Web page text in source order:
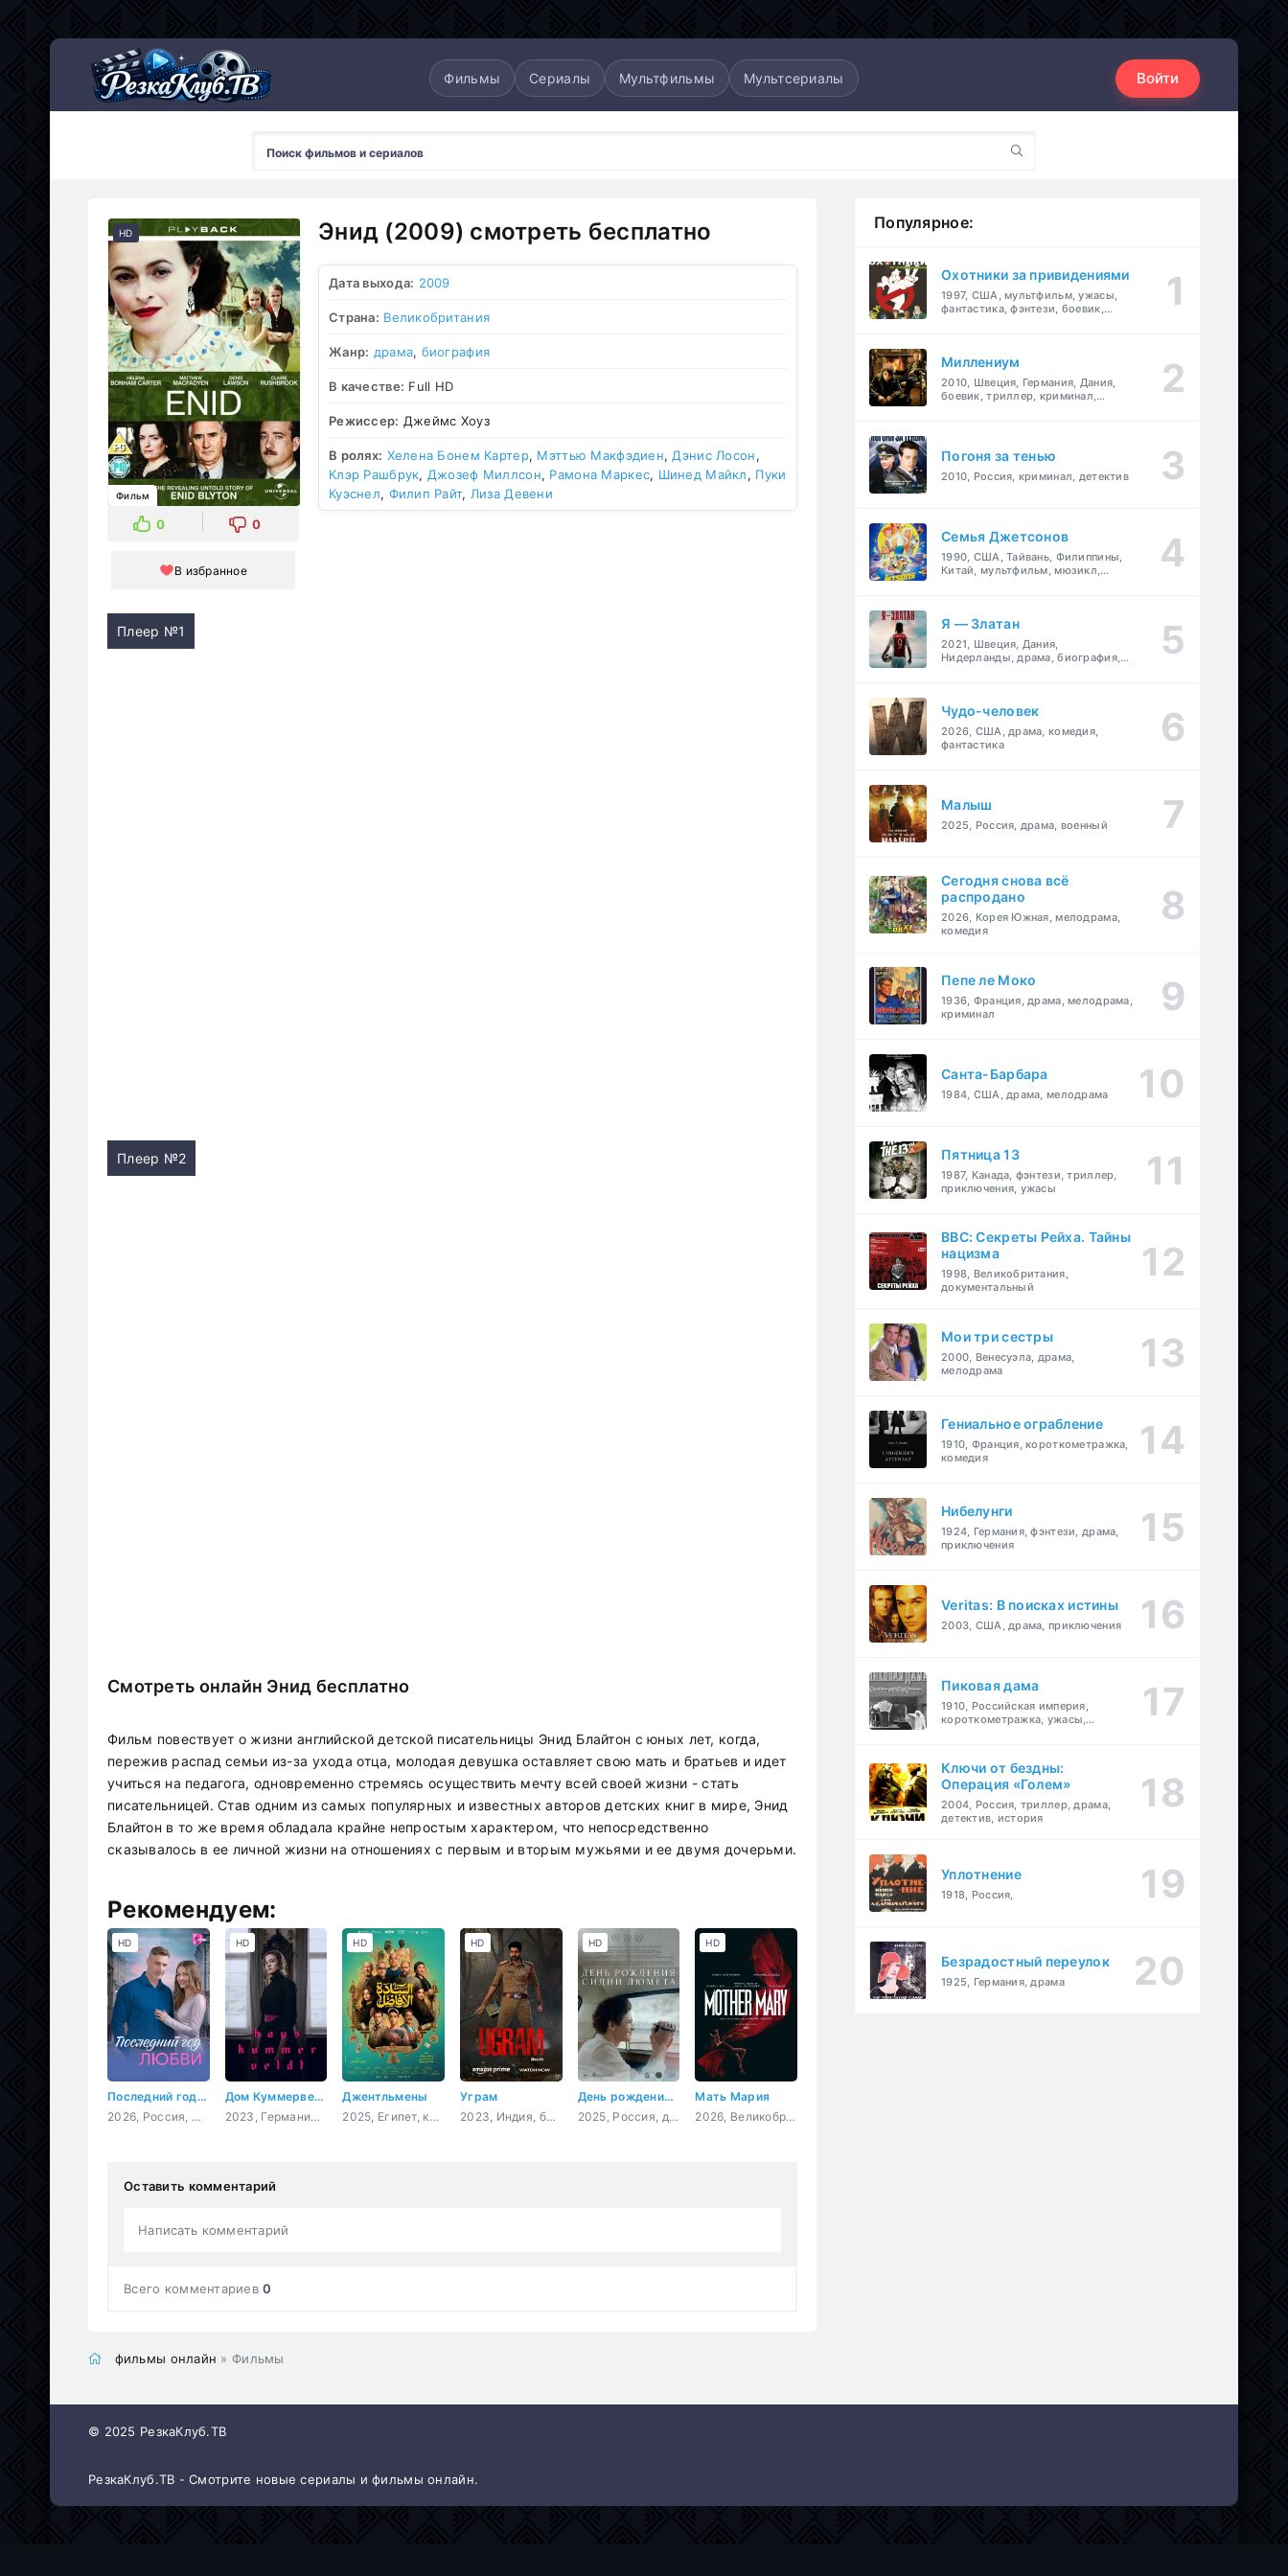
Фильмы Сериалы Мультфильмы Мультсериалы Войти
HD
Фильм
0 0
В избранное
Энид (2009) смотреть бесплатно
Дата выхода: 2009
Страна: Великобритания
Жанр: драма, биография
В качестве: Full HD
Режиссер: Джеймс Хоуз
В ролях: Хелена Бонем Картер, Мэттью Макфэдиен, Дэнис Лосон,
Клэр Рашбрук, Джозеф Миллсон, Рамона Маркес, Шинед Майкл, Пуки
Куэснел, Филип Райт, Лиза Девени
Плеер №1
Плеер №2
Смотреть онлайн Энид бесплатно
Фильм повествует о жизни английской детской писательницы Энид Блайтон с юных лет, когда,
пережив распад семьи из-за ухода отца, молодая девушка оставляет свою мать и братьев и идет
учиться на педагога, одновременно стремясь осуществить мечту всей своей жизни - стать
писательницей. Став одним из самых популярных и известных авторов детских книг в мире, Энид
Блайтон в то же время обладала крайне непростым характером, что непосредственно
сказывалось в ее личной жизни на отношениях с первым и вторым мужьями и ее двумя дочерьми.
Рекомендуем:
Последний год любви
2026, Россия, мелодрама
HD
Дом Куммервельдта
2023, Германия, драма, комедия, история
HD
Джентльмены
2025, Египет, комедия
HD
Угpaм
2023, Индия, боевик, триллер, драма, мелодрама
HD
День рождения Сидни Люмета
2025, Россия, драма
HD
Мать Мария
2026, Великобритания, Финляндия, Германия, США, музыка, ужасы
HD
Оставить комментарий
Написать комментарий
Всего комментариев0
фильмы онлайн » Фильмы
Популярное:
Охотники за привидениями
1997, США, мультфильм, ужасы,
фантастика, фэнтези, боевик,
Миллениум
2010, Швеция, Германия, Дания,
боевик, триллер, криминал,
Погоня за тенью
2010, Россия, криминал, детектив
Семья Джетсонов
1990, США, Тайвань, Филиппины,
Китай, мультфильм, мюзикл,
Я — Златан
2021, Швеция, Дания,
Нидерланды, драма, биография,
Чудо-человек
2026, США, драма, комедия,
фантастика
Малыш
2025, Россия, драма, военный
Сегодня снова всё
распродано
2026, Корея Южная, мелодрама,
комедия
Пепе ле Моко
1936, Франция, драма, мелодрама,
криминал
Санта-Барбара
1984, США, драма, мелодрама
Пятница 13
1987, Канада, фэнтези, триллер,
приключения, ужасы
BBC: Секреты Рейха. Тайны
нацизма
1998, Великобритания,
документальный
Мои три сестры
2000, Венесуэла, драма,
мелодрама
Гениальное ограбление
1910, Франция, короткометражка,
комедия
Нибелунги
1924, Германия, фэнтези, драма,
приключения
Veritas: В поисках истины
2003, США, драма, приключения
Пиковая дама
1910, Российская империя,
короткометражка, ужасы,
Ключи от бездны:
Операция «Голем»
2004, Россия, триллер, драма,
детектив, история
Уплотнение
1918, Россия,
Безрадостный переулок
1925, Германия, драма
© 2025 РезкаКлуб.ТВ
РезкаКлуб.ТВ - Смотрите новые сериалы и фильмы онлайн.
Мультсериалы